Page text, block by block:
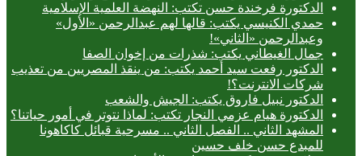
الدكتورة فرخندة حسن تكتب: النهضة العلمية الإسلامية
حمدي الكنيسي يكتب: قالها لهم عبدالرحمن «الأول»
وعبدالرحمن «الثاني»!
جمال الغيطاني يكتب: شذرات من إخوان الصفا
الدكتور رفعت سيد أحمد يكتب: من ينقذ المصريين من تعذيب
شركات الانترنت؟!
الدكتور نبيل فاروق يكتب: الجيش والشعب
الدكتورة هيام عزمي النجار تكتب: لماذا نتوتر في أمور حياتنا؟
المشهد الثاني .. الفصل الثاني .. مسرحية قبائل كاكاهونا
للمبدع حسن خلف حسين